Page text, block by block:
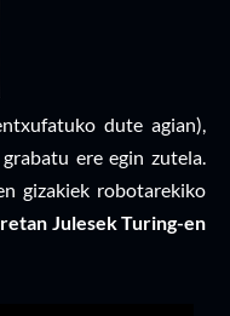
dute agian),
ere egin zutela.
gizakiek robotarekiko
Julesek Turing-en